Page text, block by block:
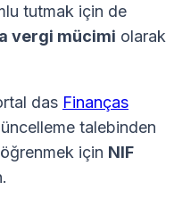
tutmak için de
vergi mücimi olarak
das Finanças
talebinden
öğrenmek için NIF